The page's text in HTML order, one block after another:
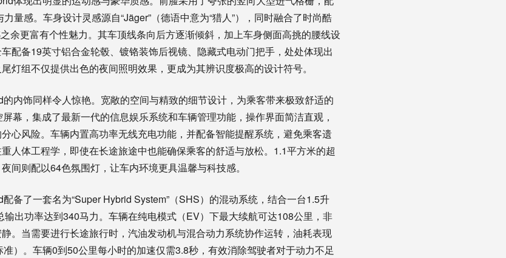
量感。车身设计灵感源自“Jäger”（德语中意为“猎人”），同时融合了时尚酷
余更富有个性魅力。其车顶线条向后方逐渐倾斜，加上车身侧面高挑的腰线设
配备19英寸铝合金轮毂、镀铬装饰后视镜、隐藏式电动门把手，处处体现出
灯组不仅提供出色的夜间照明效果，更成为其辨识度极高的设计符号。
内饰同样令人惊艳。宽敞的空间与精致的细节设计，为乘客带来极致舒适的
幕，集成了最新一代的信息娱乐系统和车辆管理功能，操作界面简洁直观，
心风险。车辆内置高功率无线充电功能，并配备智能提醒系统，避免乘客遗
人体工程学，即使在长途旅途中也能确保乘客的舒适与放松。1.1平方米的超
间则配以64色氛围灯，让车内环境更具温馨与科技感。
备了一套名为“Super Hybrid System”（SHS）的混动系统，结合一台1.5升
出功率达到340马力。车辆在纯电模式（EV）下最大续航可达108公里，非
。当需要进行长途旅行时，汽油发动机与混合动力系统协作运转，油耗表现
）。车辆0到50公里每小时的加速仅需3.8秒，有效消除驾驶者对于动力不足